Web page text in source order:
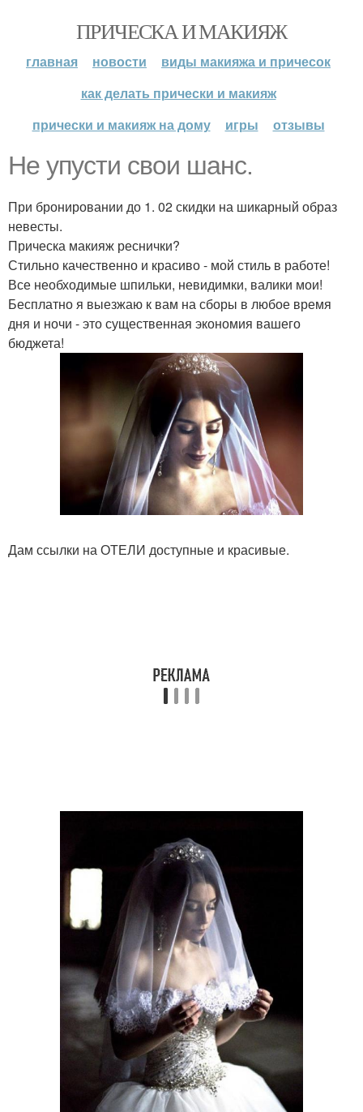
ПРИЧЕСКА И МАКИЯЖ
главная новости
виды макияжа и причесок
как делать прически и макияж
прически и макияж на дому
игры отзывы
Не упусти свои шанс.
При бронировании до 1. 02 скидки на шикарный образ
невесты.
Прическа макияж реснички?
Стильно качественно и красиво - мой стиль в работе!
Все необходимые шпильки, невидимки, валики мои!
Бесплатно я выезжаю к вам на сборы в любое время
дня и ночи - это существенная экономия вашего
бюджета!
Дам ссылки на ОТЕЛИ доступные и красивые.